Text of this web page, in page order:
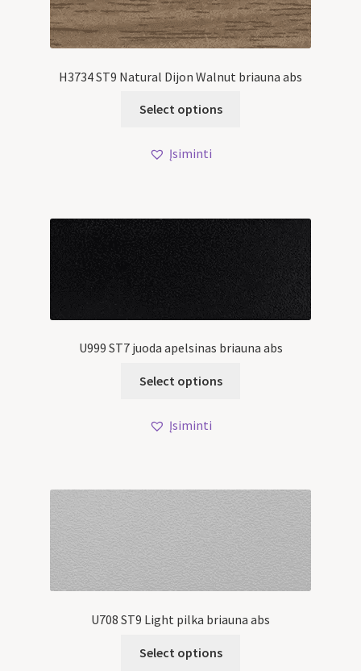
H3734 ST9 Natural Dijon Walnut briauna abs
Select options
Įsiminti
U999 ST7 juoda apelsinas briauna abs
Select options
Įsiminti
U708 ST9 Light pilka briauna abs
Select options